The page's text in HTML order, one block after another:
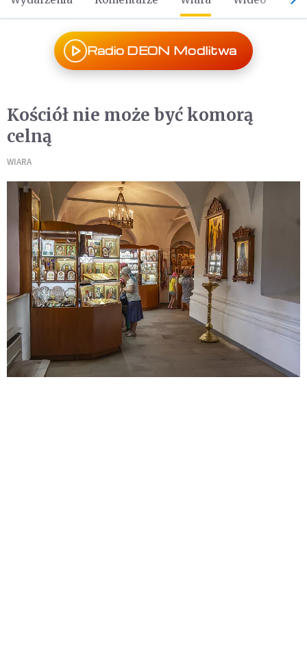
Radio DEON Modlitwa
Kościół nie może być komorą
celną
WIARA